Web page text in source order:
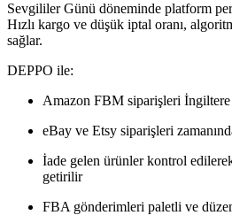
Sevgililer Günü döneminde platform
Hızlı kargo ve düşük iptal oranı,
sağlar.
DEPPO ile:
Amazon FBM siparişleri İngiltere
eBay ve Etsy siparişleri
İade gelen ürünler kontrol
getirilir
FBA gönderimleri paletli ve